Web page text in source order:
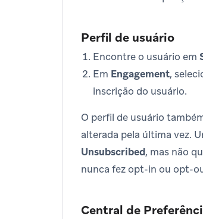
Perfil de usuário
Encontre o usuário em
Em Engagement,
inscrição do usuário.
O perfil de usuário
alterada pela última vez.
Unsubscribed, mas não
nunca fez opt-in ou opt-
Central de